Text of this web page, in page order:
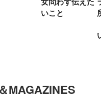
いこと
MAGAZINES